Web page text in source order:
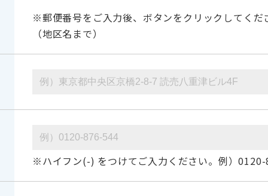
※郵便番号をご入力後、ボタンをクリックしてく
（地区名まで）
※ハイフン(-) をつけてご入力ください。例）